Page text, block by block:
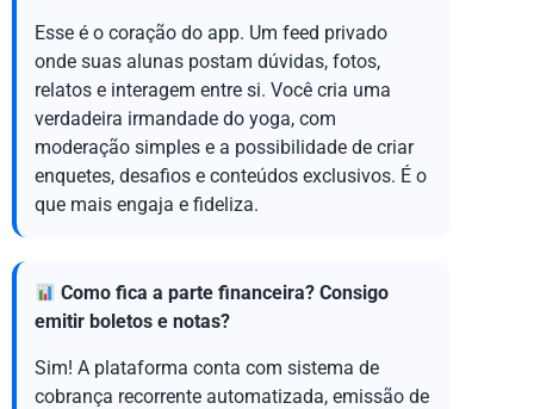
Esse é o coração do app. Um feed privado
onde suas alunas postam dúvidas, fotos,
relatos e interagem entre si. Você cria uma
verdadeira irmandade do yoga, com
moderação simples e a possibilidade de criar
enquetes, desafios e conteúdos exclusivos. É o
que mais engaja e fideliza.
Como fica a parte financeira? Consigo
emitir boletos e notas?
Sim! A plataforma conta com sistema de
cobrança recorrente automatizada, emissão de